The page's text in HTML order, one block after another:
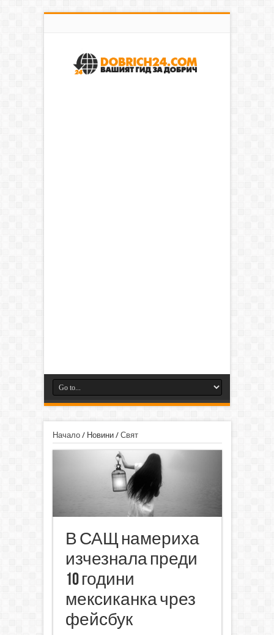
Начало/ Новини/ Свят
В САЩ намериха
изчезнала преди
10 години
мексиканка чрез
фейсбук